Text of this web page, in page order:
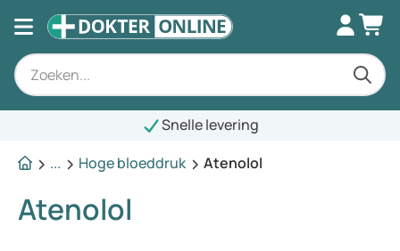
Snelle levering
...
Hoge bloeddruk Atenolol
Atenolol